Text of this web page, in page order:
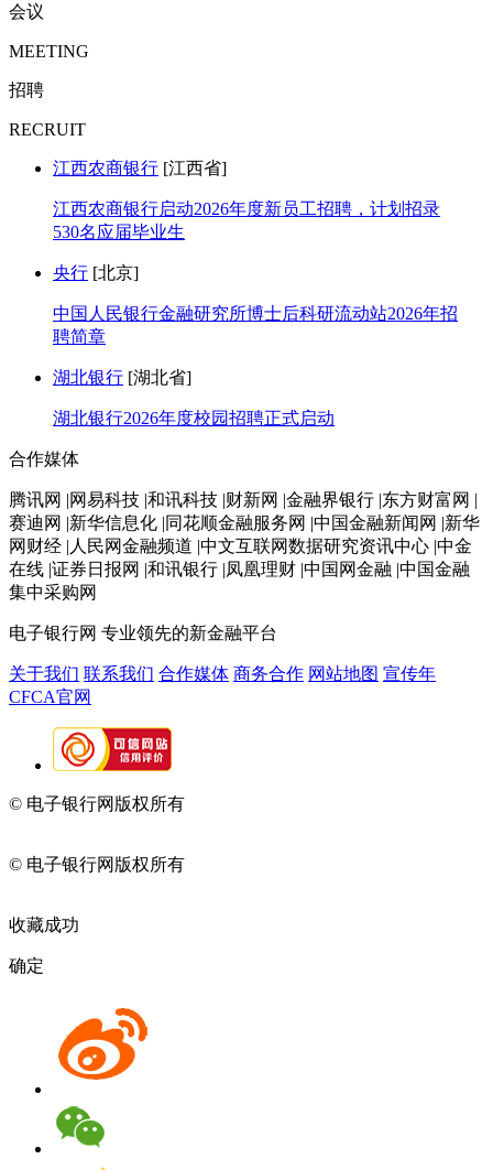
会议
MEETING
招聘
RECRUIT
江西农商银行 [江西省]
江西农商银行启动2026年度新员工招聘，计划招录
530名应届毕业生
央行 [北京]
中国人民银行金融研究所博士后科研流动站2026年招
聘简章
湖北银行 [湖北省]
湖北银行2026年度校园招聘正式启动
合作媒体
腾讯网 |网易科技 |和讯科技 |财新网 |金融界银行 |东方财富网 |
赛迪网 |新华信息化 |同花顺金融服务网 |中国金融新闻网 |新华
网财经 |人民网金融频道 |中文互联网数据研究资讯中心 |中金
在线 |证券日报网 |和讯银行 |凤凰理财 |中国网金融 |中国金融
集中采购网
电子银行网 专业领先的新金融平台
关于我们 联系我们 合作媒体 商务合作 网站地图 宣传年
CFCA官网
© 电子银行网版权所有
© 电子银行网版权所有
收藏成功
确定